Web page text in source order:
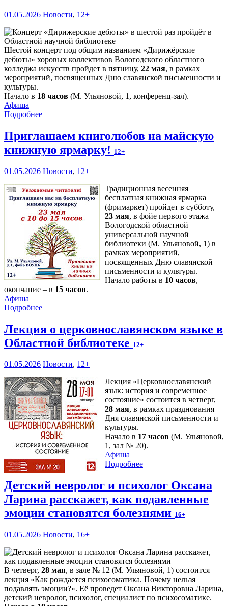
01.05.2026 Новости, 12+
Шестой концерт под общим названием «Дирижёрские
дебюты» хоровых коллективов Вологодского областного
колледжа искусств пройдет в пятницу, 22 мая, в рамках
мероприятий, посвященных Дню славянской письменности и
культуры.
Начало в 18 часов (М. Ульяновой, 1, конференц-зал).
Афиша
Подробнее
Приглашаем книголюбов на майскую
книжную ярмарку! 12+
01.05.2026 Новости, 12+
Традиционная весенняя
бесплатная книжная ярмарка
(фримаркет) пройдет в субботу,
23 мая, в фойе первого этажа
Вологодской областной
универсальной научной
библиотеки (М. Ульяновой, 1) в
рамках мероприятий,
посвященных Дню славянской
письменности и культуры.
Начало работы в 10 часов,
окончание – в 15 часов.
Афиша
Подробнее
Лекция о церковнославянском языке в
Областной библиотеке 12+
01.05.2026 Новости, 12+
Лекция «Церковнославянский
язык: история и современное
состояние» состоится в четверг,
28 мая, в рамках празднования
Дня славянской письменности и
культуры.
Начало в 17 часов (М. Ульяновой,
1, зал № 20).
Афиша
Подробнее
Детский невролог и психолог Оксана
Ларина расскажет, как подавленные
эмоции становятся болезнями 16+
01.05.2026 Новости, 16+
В четверг, 28 мая, в зале № 12 (М. Ульяновой, 1) состоится
лекция «Как рождается психосоматика. Почему нельзя
подавлять эмоции?». Её проведет Оксана Викторовна Ларина,
детский невролог, психолог, специалист по психосоматике.